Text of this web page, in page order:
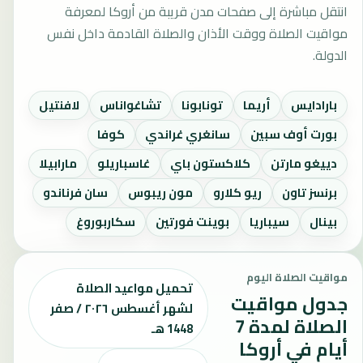
انتقل مباشرة إلى صفحات مدن قريبة من أروكا لمعرفة
مواقيت الصلاة ووقت الأذان والصلاة القادمة داخل نفس
الدولة.
بارادايس أريما تونابونا تشاغواناس
لافنتيل
بورت أوف سبين
سانغري غراندي
كوفا
دييغو مارتن
كلاكستون باي غاسباريلو
مارابيلا
برنسز تاون
ريو كلارو مون ريبوس
سان فرناندو
بينال
سيباريا بوينت فورتين سكاربوروغ
مواقيت الصلاة اليوم
جدول مواقيت
الصلاة لمدة 7
أيام في أروكا
تحميل مواعيد الصلاة
لشهر أغسطس ٢٠٢٦ / صفر
1448 هـ